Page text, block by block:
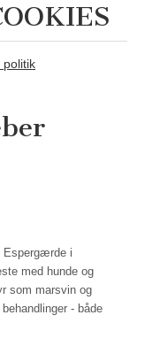
politik
Espergærde i
med hunde og
som marsvin og
- både